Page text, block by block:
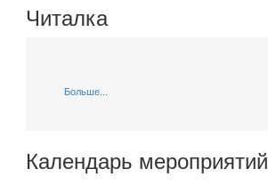
Читалка
Больше...
Календарь мероприятий